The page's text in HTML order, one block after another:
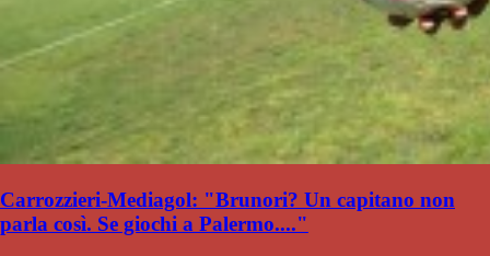
Carrozzieri-Mediagol: "Brunori? Un capitano non
parla così. Se giochi a Palermo...."